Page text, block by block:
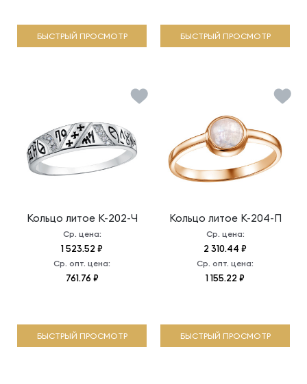
БЫСТРЫЙ ПРОСМОТР БЫСТРЫЙ ПРОСМОТР
Кольцо литое К-202-Ч
Ср. цена:
1 523.52 ₽
Ср. опт. цена:
761.76 ₽
БЫСТРЫЙ ПРОСМОТР
Кольцо литое К-204-П
Ср. цена:
2 310.44 ₽
Ср. опт. цена:
1 155.22 ₽
БЫСТРЫЙ ПРОСМОТР